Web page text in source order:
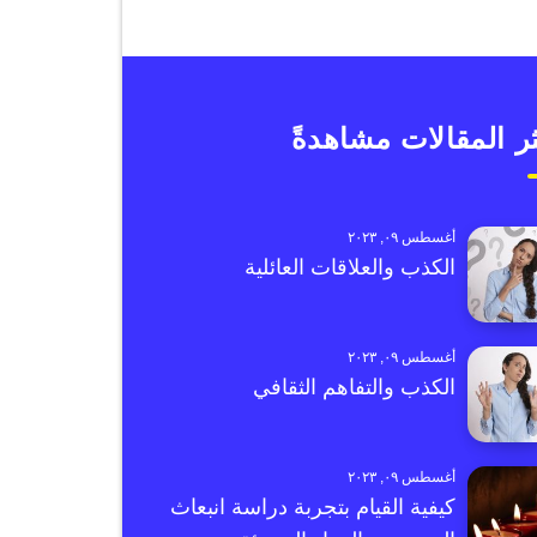
المقالات مشاهدةً
أغسطس ٠٩, ٢٠٢٣
الكذب والعلاقات العائلية
أغسطس ٠٩, ٢٠٢٣
الكذب والتفاهم الثقافي
أغسطس ٠٩, ٢٠٢٣
كيفية القيام بتجربة دراسة انبعاث